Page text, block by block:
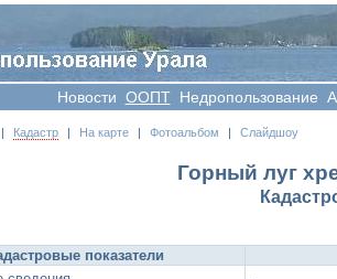
Новости OOПT Недропользование
| Кадастр | На карте | Фотоальбом | Слайдшоу
Горный луг
показатели